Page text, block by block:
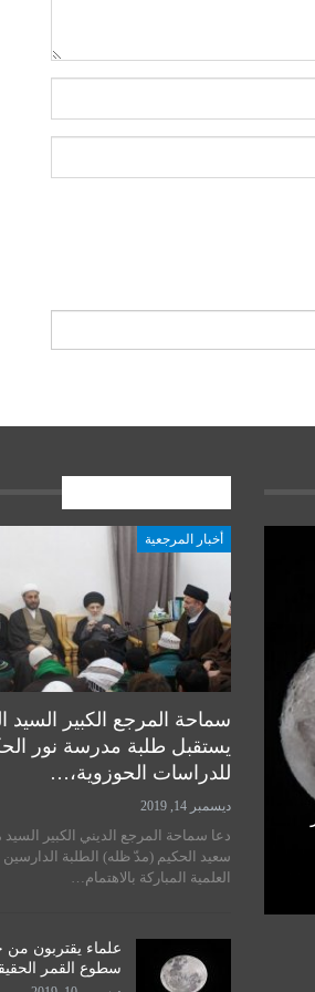
رأي خبير في مسألة زراعة
الرأس لدى البشر
ديسمبر 10, 2019
أخبار المرجعية
سماحة المرجع الكبير السيد
يستقبل طلبة مدرسة نور
للدراسات الحوزوية،…
ديسمبر 14, 2019
دعا سماحة المرجع الديني الكبير
سعيد الحكيم (مدّ ظله) الطلبة الدارسين
العلمية المباركة بالاهتمام…
علماء يقتربون من
سطوع القمر